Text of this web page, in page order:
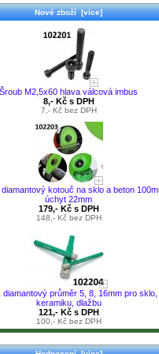
Nové zboží [více]
Šroub M2,5x60 hlava válcová imbus
8,- Kč s DPH
7,- Kč bez DPH
kotouč na sklo a beton
úchyt 22mm
179,- Kč s DPH
148,- Kč bez DPH
diamantový průměr 5, 8, 16mm pro sklo,
keramiku, dlažbu
121,- Kč s DPH
100,- Kč bez DPH